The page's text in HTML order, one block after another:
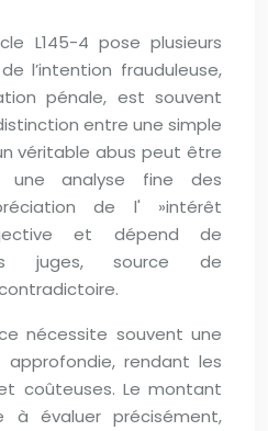
L145-4 pose plusieurs
l’intention frauduleuse,
pénale, est souvent
entre une simple
véritable abus peut être
une analyse fine des
de l' »intérêt
et dépend de
juges, source de
nécessite souvent une
rendant les
coûteuses. Le montant
à évaluer précisément,